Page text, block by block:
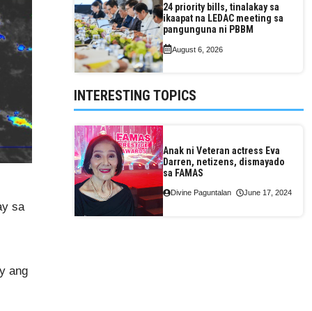
sa
ang
24 priority bills, tinalakay sa
ikaapat na LEDAC meeting sa
pangunguna ni PBBM
August 6, 2026
INTERESTING TOPICS
Anak ni Veteran actress Eva
Darren, netizens, dismayado
sa FAMAS
Divine Paguntalan June 17, 2024